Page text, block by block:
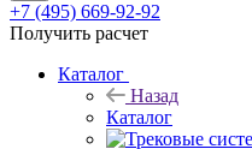
+7 (495) 669-92-92
Получить расчет
Каталог
Назад
Каталог